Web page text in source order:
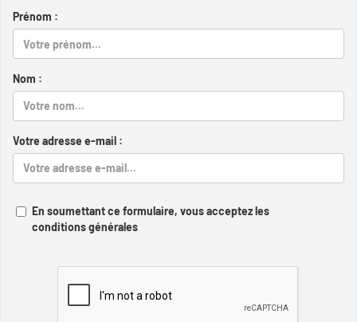
Prénom :
Nom :
Votre adresse e-mail :
En soumettant ce formulaire, vous acceptez les
conditions générales